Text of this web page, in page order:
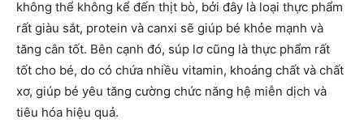
không thể không kể đến thịt bò, bởi đây là loại thực phẩm
rất giàu sắt, protein và canxi sẽ giúp bé khỏe mạnh và
tăng cân tốt. Bên cạnh đó, súp lơ cũng là thực phẩm rất
tốt cho bé, do có chứa nhiều vitamin, khoáng chất và chất
xơ, giúp bé yêu tăng cường chức năng hệ miễn dịch và
tiêu hóa hiệu quả.